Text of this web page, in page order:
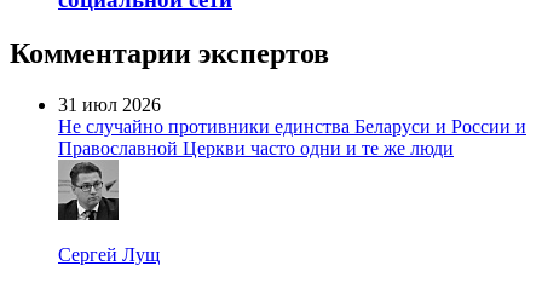
Комментарии экспертов
31 июл 2026
Не случайно противники единства Беларуси и России и
Православной Церкви часто одни и те же люди
Сергей Лущ